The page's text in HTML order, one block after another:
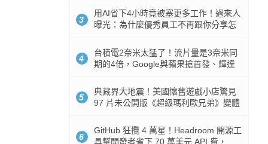
3
用AI省下4小時竟被塞更多工作！過來人
曝光：為什麼優秀員工不再跟你分享怎
4
台積電2奈米太猛了！流片量是3奈米同
期的4倍，Google與蘋果搶首發、輝達
5
典藏界大地震！美國懷舊遊戲小店驚見
97 片未公開版《超級瑪利歐兄弟》變體
6
GitHub 狂攬 4 萬星！Headroom 開源工
具幫開發者省下 70 萬美元 API 費，